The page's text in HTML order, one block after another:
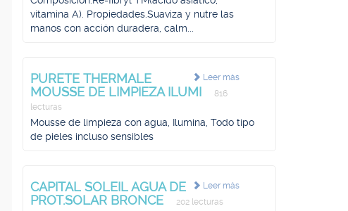
vitamina A). Propiedades.Suaviza y nutre las
manos con acción duradera, calm...
Leer más
PURETE THERMALE
MOUSSE DE LIMPIEZA ILUMI
816
lecturas
Mousse de limpieza con agua, Ilumina, Todo tipo
de pieles incluso sensibles
Leer más
CAPITAL SOLEIL AGUA DE
PROT.SOLAR BRONCE
202 lecturas